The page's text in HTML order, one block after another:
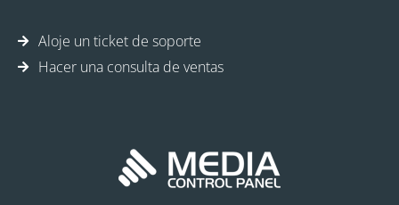
Aloje un ticket de soporte
Hacer una consulta de ventas